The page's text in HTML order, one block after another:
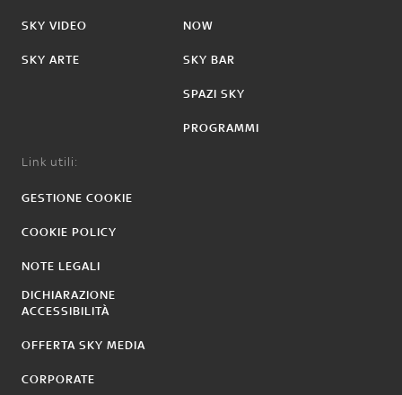
SKY VIDEO
SKY ARTE
NOW
SKY BAR
SPAZI SKY
PROGRAMMI
Link utili:
GESTIONE COOKIE
COOKIE POLICY
NOTE LEGALI
DICHIARAZIONE
ACCESSIBILITÀ
OFFERTA SKY MEDIA
CORPORATE